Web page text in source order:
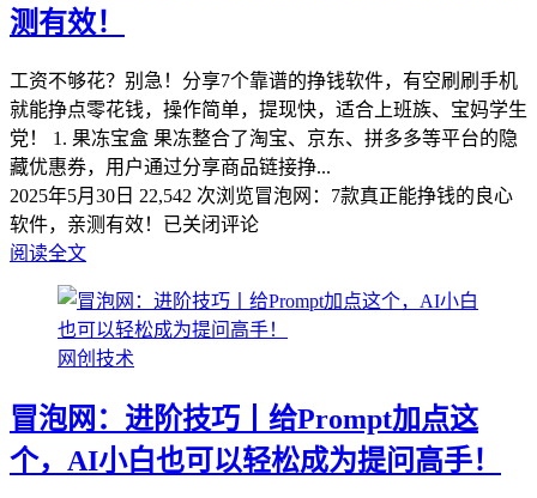
测有效！
工资不够花？别急！分享7个靠谱的挣钱软件，有空刷刷手机
就能挣点零花钱，操作简单，提现快，适合上班族、宝妈学生
党！ 1. 果冻宝盒 果冻整合了淘宝、京东、拼多多等平台的隐
藏优惠券，用户通过分享商品链接挣...
2025年5月30日 22,542 次浏览冒泡网：7款真正能挣钱的良心
软件，亲测有效！ 已关闭评论
阅读全文
网创技术
冒泡网：进阶技巧丨给Prompt加点这
个，AI小白也可以轻松成为提问高手！